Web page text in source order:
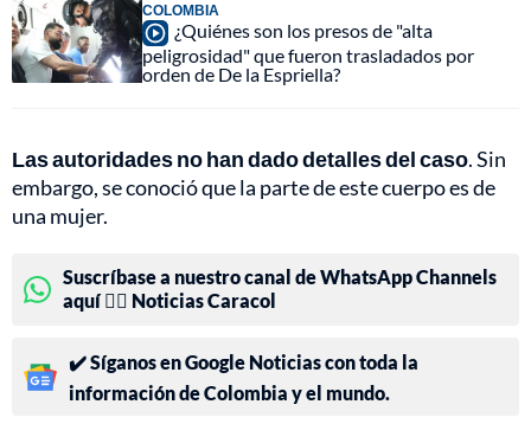
COLOMBIA
¿Quiénes son los presos de "alta
peligrosidad" que fueron trasladados por
orden de De la Espriella?
Las autoridades no han dado detalles del caso. Sin
embargo, se conoció que la parte de este cuerpo es de
una mujer.
Suscríbase a nuestro canal de WhatsApp Channels
aquí 👉🏻 Noticias Caracol
✔️ Síganos en Google Noticias con toda la
información de Colombia y el mundo.